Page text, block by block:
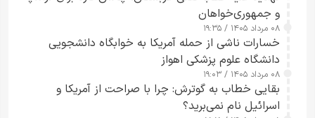
و جمهوری‌خواهان
۰۸ مرداد ۱۴۰۵ / ۱۹:۳۵
خسارات ناشی از حمله آمریکا به خوابگاه دانشجویی
دانشگاه علوم پزشکی اهواز
۰۸ مرداد ۱۴۰۵ / ۱۹:۰۳
بقایی خطاب به گوترش: چرا با صراحت از آمریکا و
اسرائیل نام نمی‌برید؟